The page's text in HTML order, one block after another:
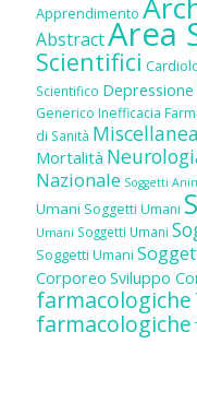
Apprendimento
AbstractArea
Scientifici
Scientifico Depressione
Generico Inefficacia
di Sanità Miscellanea
Mortalità
Nazionale Soggetti
Umani Soggetti Umani
Umani Soggetti Umani
Soggetti Umani
Corporeo Sviluppo
farmacologiche
farmacologiche